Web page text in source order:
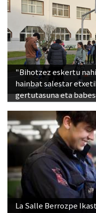
"Bihotzez eskertu
hainbat salestar
gertutasuna eta
La Salle Berrozpe